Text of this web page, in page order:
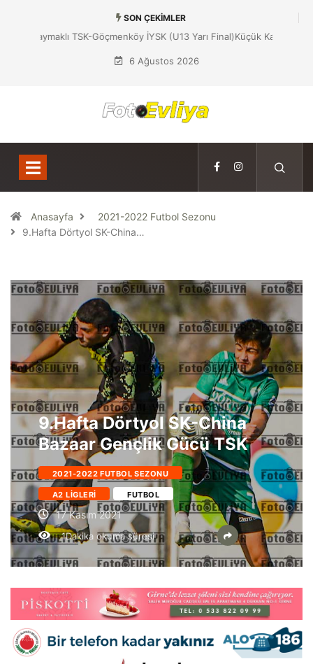
SON ÇEKIMLER
Küçük Kaymaklı TSK-Göçmenköy İYSK (U13 Yarı Final)
6 Ağustos 2026
Anasayfa
2021-2022 Futbol Sezonu
9.Hafta Dörtyol SK-China…
9.Hafta Dörtyol SK-China
Bazaar Gençlik Gücü TSK
2021-2022 FUTBOL SEZONU
A2 LIGLERI FUTBOL
17 Kasım 2021
1Dakika okuma süresi